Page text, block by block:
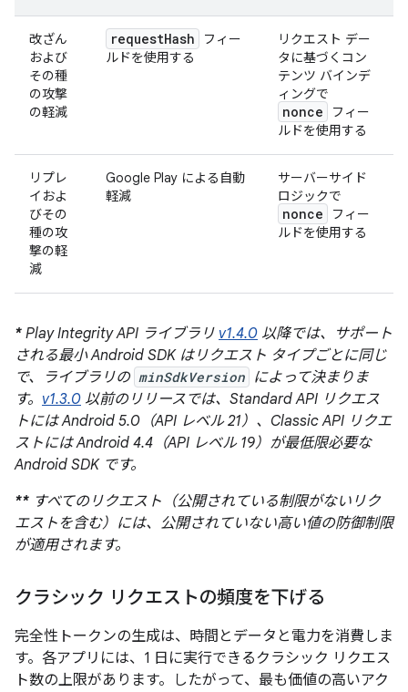
改ざん
および
その種
の攻撃
の軽減
requestHash
フィー
ルドを使用する
リクエスト デー
タに基づくコン
テンツ バインデ
ィングで
nonce
フィー
ルドを使用する
リプレ
イおよ
びその
種の攻
撃の軽
減
Google Play による自動
軽減
サーバーサイド
ロジックで
nonce
フィー
ルドを使用する
* Play Integrity API ライブラリ v1.4.0 以降では、サポート
される最小 Android SDK はリクエスト タイプごとに同じ
で、ライブラリの minSdkVersion によって決まりま
す。 v1.3.0 以前のリリースでは、Standard API リクエス
トには Android 5.0（API レベル 21）、Classic API リクエ
ストには Android 4.4（API レベル 19）が最低限必要な
Android SDK です。
** すべてのリクエスト（公開されている制限がないリク
エストを含む）には、公開されていない高い値の防御制限
が適用されます。
クラシック リクエストの頻度を下げる
完全性トークンの生成は、時間とデータと電力を消費しま
す。各アプリには、1 日に実行できるクラシック リクエス
ト数の上限があります。したがって、最も価値の高いアク